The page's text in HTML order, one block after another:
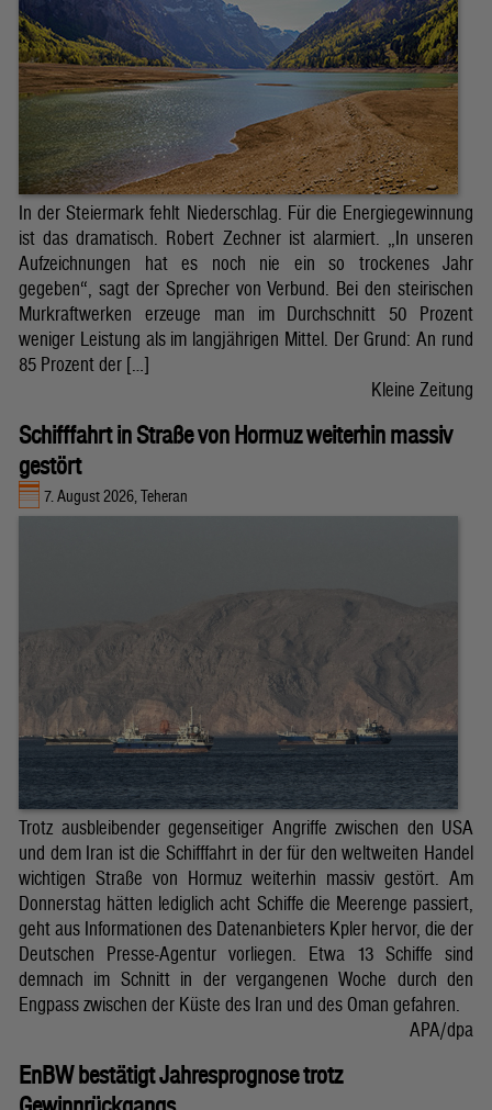
In der Steiermark fehlt Niederschlag. Für die Energiegewinnung
ist das dramatisch. Robert Zechner ist alarmiert. „In unseren
Aufzeichnungen hat es noch nie ein so trockenes Jahr
gegeben“, sagt der Sprecher von Verbund. Bei den steirischen
Murkraftwerken erzeuge man im Durchschnitt 50 Prozent
weniger Leistung als im langjährigen Mittel. Der Grund: An rund
85 Prozent der […]
Kleine Zeitung
Schifffahrt in Straße von Hormuz weiterhin massiv
gestört
7. August 2026, Teheran
Trotz ausbleibender gegenseitiger Angriffe zwischen den USA
und dem Iran ist die Schifffahrt in der für den weltweiten Handel
wichtigen Straße von Hormuz weiterhin massiv gestört. Am
Donnerstag hätten lediglich acht Schiffe die Meerenge passiert,
geht aus Informationen des Datenanbieters Kpler hervor, die der
Deutschen Presse-Agentur vorliegen. Etwa 13 Schiffe sind
demnach im Schnitt in der vergangenen Woche durch den
Engpass zwischen der Küste des Iran und des Oman gefahren.
APA/dpa
EnBW bestätigt Jahresprognose trotz